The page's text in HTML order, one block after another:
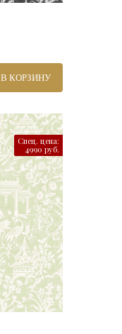
В КОРЗИНУ
Спец. цена:
4990 руб.